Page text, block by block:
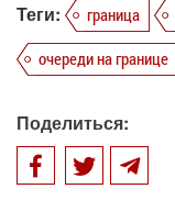
Теги: граница
очереди на границе
Поделиться: